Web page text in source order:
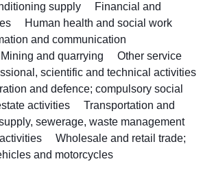
supply
Financial and
Human health and social work
and communication
Mining and quarrying
Other service
scientific and technical activities
and defence; compulsory social
activities
Transportation and
sewerage, waste management
Wholesale and retail trade;
and motorcycles